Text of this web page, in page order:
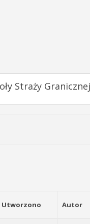
Straży Granicznej
Utworzono Autor